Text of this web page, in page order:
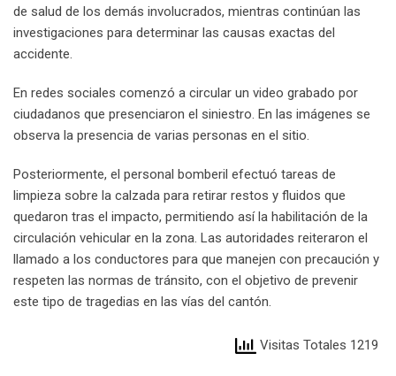
de salud de los demás involucrados, mientras continúan las
investigaciones para determinar las causas exactas del
accidente.
En redes sociales comenzó a circular un video grabado por
ciudadanos que presenciaron el siniestro. En las imágenes se
observa la presencia de varias personas en el sitio.
Posteriormente, el personal bomberil efectuó tareas de
limpieza sobre la calzada para retirar restos y fluidos que
quedaron tras el impacto, permitiendo así la habilitación de la
circulación vehicular en la zona. Las autoridades reiteraron el
llamado a los conductores para que manejen con precaución y
respeten las normas de tránsito, con el objetivo de prevenir
este tipo de tragedias en las vías del cantón.
Visitas Totales 1219